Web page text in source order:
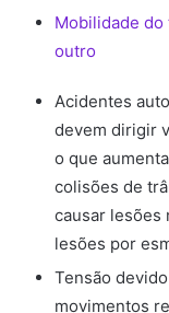
Mobilidade
outro
Acidentes
devem dirigir
o que
colisões de
causar lesões
lesões por
Tensão
movimentos